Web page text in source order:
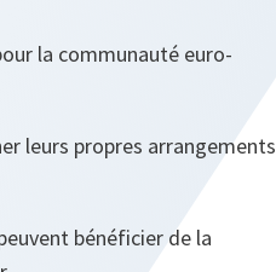
la communauté euro-
leurs propres arrangements
bénéficier de la